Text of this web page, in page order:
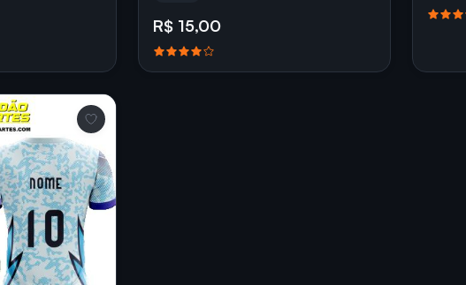
R$ 15,00